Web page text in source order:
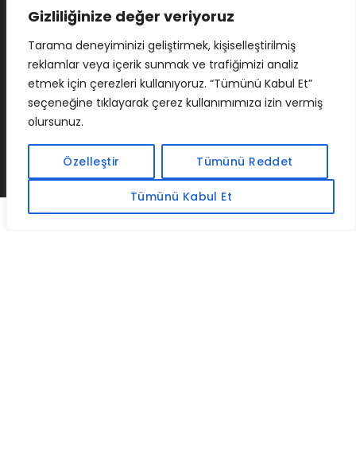
Gizliliğinize değer veriyoruz
Tarama deneyiminizi geliştirmek, kişiselleştirilmiş
reklamlar veya içerik sunmak ve trafiğimizi analiz
etmek için çerezleri kullanıyoruz. “Tümünü Kabul Et”
seçeneğine tıklayarak çerez kullanımımıza izin vermiş
olursunuz.
Özelleştir Tümünü Reddet
Tümünü Kabul Et
İLETIŞIM